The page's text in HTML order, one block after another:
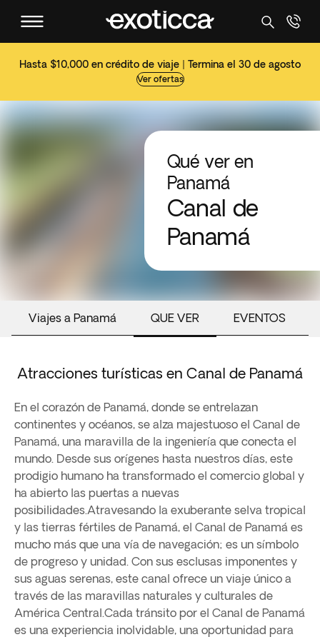
Hasta $10,000 en crédito de viaje | Termina el 30 de agosto
Ver ofertas
Qué ver en
Panamá
Canal de
Panamá
Viajes a Panamá QUE VER EVENTOS
Atracciones turísticas en Canal de Panamá
En el corazón de Panamá, donde se entrelazan
continentes y océanos, se alza majestuoso el Canal de
Panamá, una maravilla de la ingeniería que conecta el
mundo. Desde sus orígenes hasta nuestros días, este
prodigio humano ha transformado el comercio global y
ha abierto las puertas a nuevas
posibilidades.Atravesando la exuberante selva tropical
y las tierras fértiles de Panamá, el Canal de Panamá es
mucho más que una vía de navegación; es un símbolo
de progreso y unidad. Con sus esclusas imponentes y
sus aguas serenas, este canal ofrece un viaje único a
través de las maravillas naturales y culturales de
América Central.Cada tránsito por el Canal de Panamá
es una experiencia inolvidable, una oportunidad para